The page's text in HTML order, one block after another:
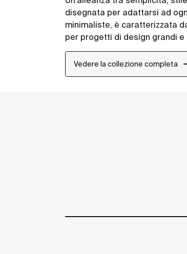
disegnata per adattarsi ad
minimaliste, è caratterizzata
per progetti di design grandi
Vedere la collezione completa